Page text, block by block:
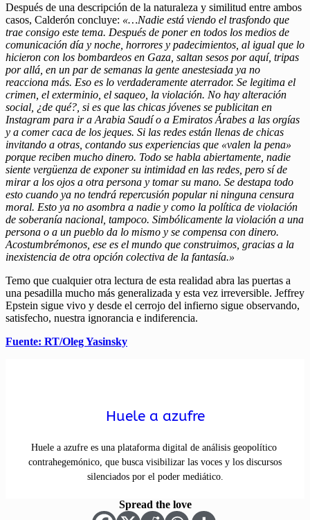
Después de una descripción de la naturaleza y similitud entre ambos
casos, Calderón concluye: «…Nadie está viendo el trasfondo que
trae consigo este tema. Después de poner en todos los medios de
comunicación día y noche, horrores y padecimientos, al igual que lo
hicieron con los bombardeos en Gaza, saltan sesos por aquí, tripas
por allá, en un par de semanas la gente anestesiada ya no
reacciona más. Eso es lo verdaderamente aterrador. Se legitima el
crimen, el exterminio, el saqueo, la violación. No hay alteración
social, ¿de qué?, si es que las chicas jóvenes se publicitan en
Instagram para ir a Arabia Saudí o a Emiratos Árabes a las orgías
y a comer caca de los jeques. Si las redes están llenas de chicas
invitando a otras, contando sus experiencias que «valen la pena»
porque reciben mucho dinero. Todo se habla abiertamente, nadie
siente vergüenza de exponer su intimidad en las redes, pero sí de
mirar a los ojos a otra persona y tomar su mano. Se destapa todo
esto cuando ya no tendrá repercusión popular ni ninguna censura
moral. Esto ya no asombra a nadie y como la política de violación
de soberanía nacional, tampoco. Simbólicamente la violación a una
persona o a un pueblo da lo mismo y se compensa con dinero.
Acostumbrémonos, ese es el mundo que construimos, gracias a la
inexistencia de otra opción colectiva de la fantasía.»
Temo que cualquier otra lectura de esta realidad abra las puertas a
una pesadilla mucho más generalizada y esta vez irreversible. Jeffrey
Epstein sigue vivo y desde el cerrojo del infierno sigue observando,
satisfecho, nuestra ignorancia e indiferencia.
Fuente: RT/Oleg Yasinsky
Huele a azufre
Huele a azufre es una plataforma digital de análisis geopolítico
contrahegemónico, que busca visibilizar las voces y los discursos
silenciados por el poder mediático.
Spread the love